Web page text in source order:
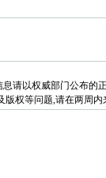
请以权威部门公布的
权等问题,请在两周内